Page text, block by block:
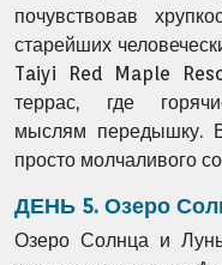
почувствовав
старейших
Taiyi Red Maple
террас, где
мыслям передышку.
просто молчаливого
ДЕНЬ 5. Озеро
Озеро Солнца и